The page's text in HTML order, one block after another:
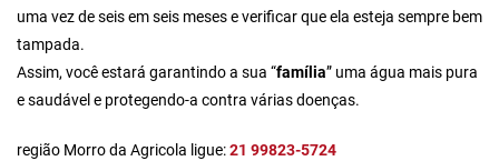
uma vez de seis em seis meses e verificar que ela esteja sempre bem
tampada.
Assim, você estará garantindo a sua “família” uma água mais pura
e saudável e protegendo-a contra várias doenças.
região Morro da Agricola ligue:21 99823-5724